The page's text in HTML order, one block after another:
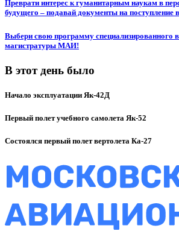
Преврати интерес к гуманитарным наукам в
будущего – подавай документы на
Выбери свою программу специализированного
магистратуры МАИ!
В этот день было
Начало эксплуатации Як-42Д
Первый полет учебного самолета Як-52
Состоялся первый полет вертолета Ка-27